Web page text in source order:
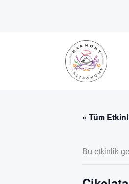
« Tüm
Bu etkinlik